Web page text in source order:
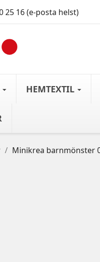
25 16 (e-posta helst)
HEMTEXTIL
Minikrea barnmönster